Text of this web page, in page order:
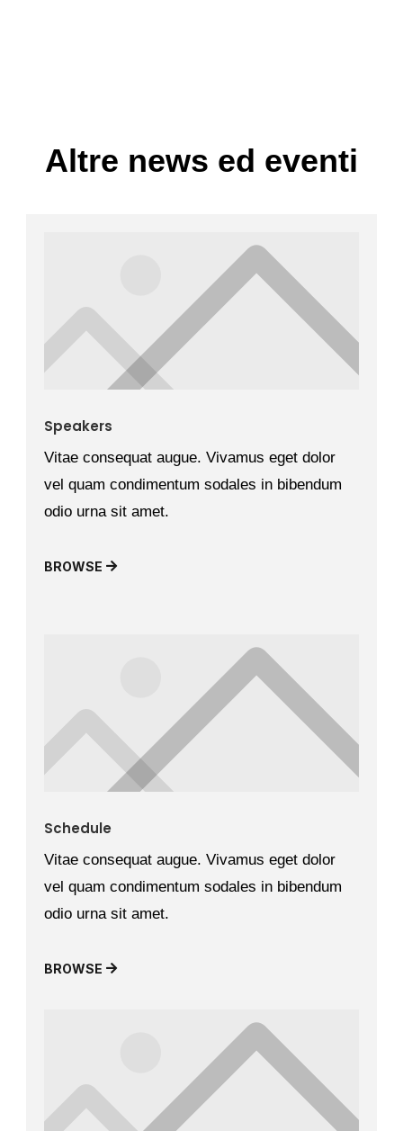
Altre news ed eventi
Speakers
Vitae consequat augue. Vivamus eget dolor
vel quam condimentum sodales in bibendum
odio urna sit amet.
BROWSE
Schedule
Vitae consequat augue. Vivamus eget dolor
vel quam condimentum sodales in bibendum
odio urna sit amet.
BROWSE